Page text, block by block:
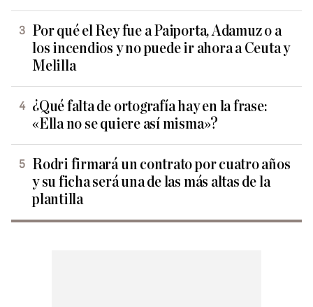
Por qué el Rey fue a Paiporta, Adamuz o a
los incendios y no puede ir ahora a Ceuta y
Melilla
¿Qué falta de ortografía hay en la frase:
«Ella no se quiere así misma»?
Rodri firmará un contrato por cuatro años
y su ficha será una de las más altas de la
plantilla